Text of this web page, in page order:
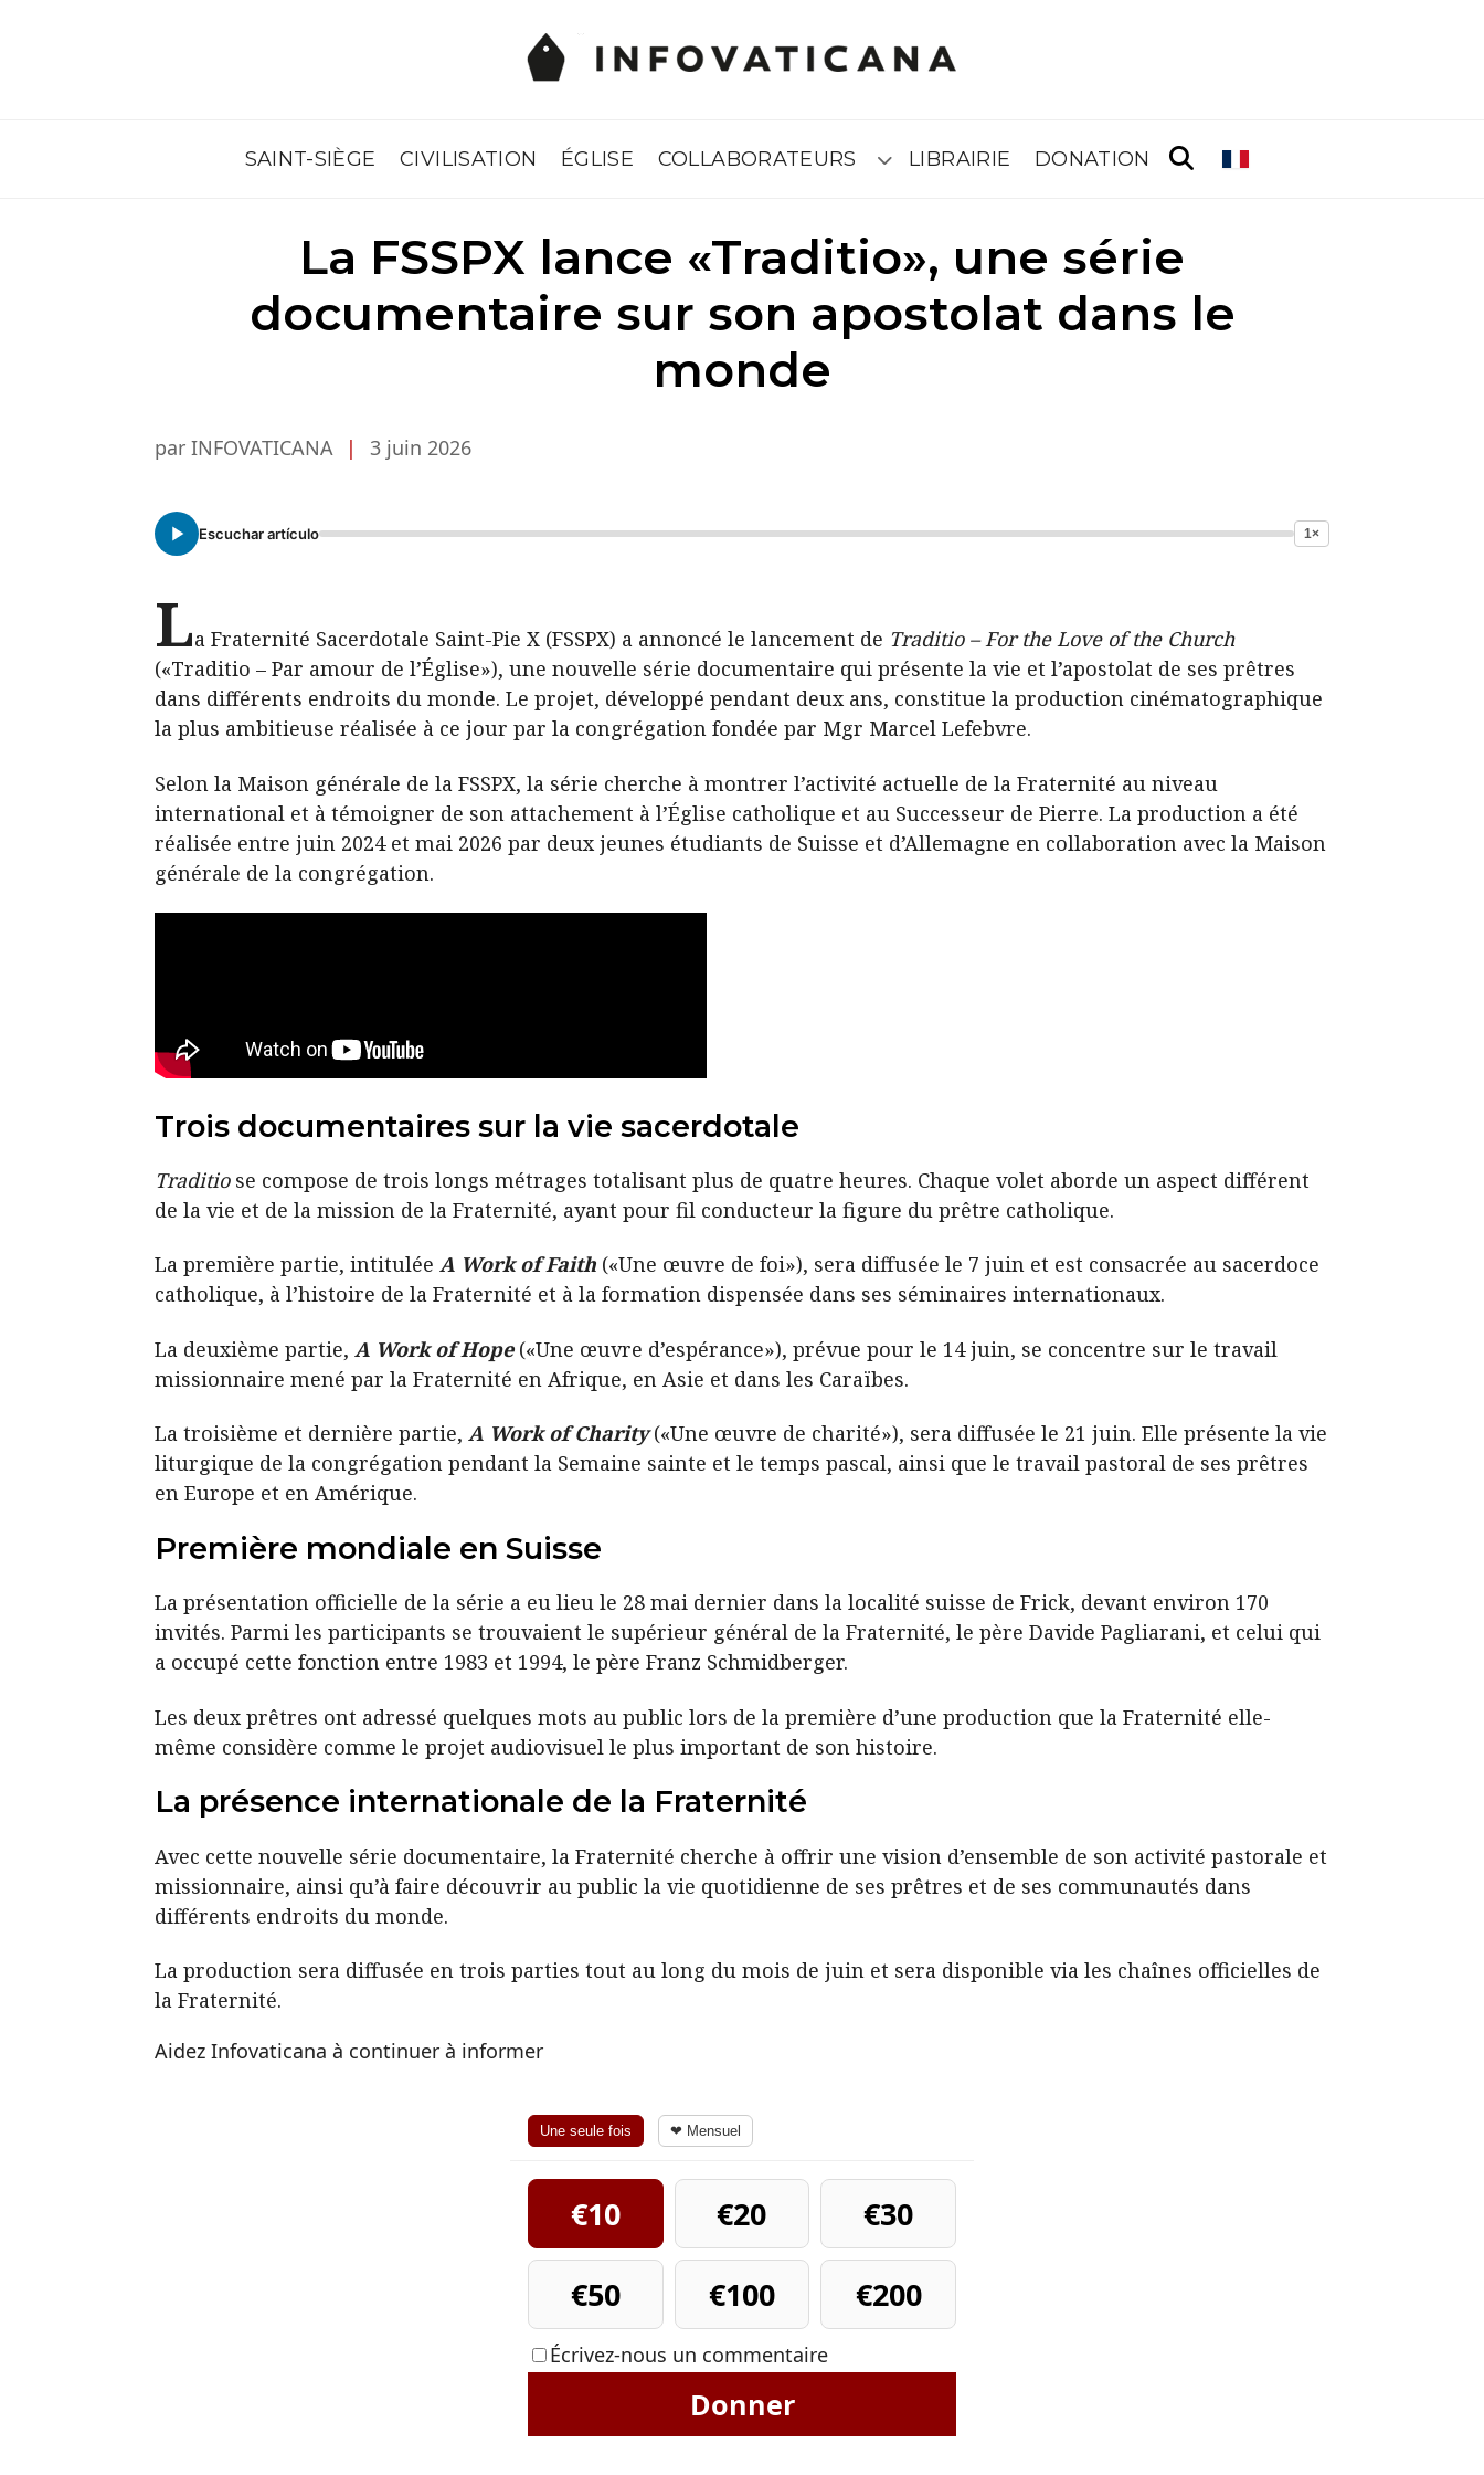
SAINT-SIÈGE CIVILISATION ÉGLISE COLLABORATEURS Submenú
LIBRAIRIE DONATION
La FSSPX lance «Traditio», une série
documentaire sur son apostolat dans le
monde
par INFOVATICANA | 3 juin 2026
Escuchar artículo 1×
La Fraternité Sacerdotale Saint-Pie X (FSSPX) a annoncé le lancement de Traditio – For the Love of the Church
(«Traditio – Par amour de l’Église»), une nouvelle série documentaire qui présente la vie et l’apostolat de ses prêtres
dans différents endroits du monde. Le projet, développé pendant deux ans, constitue la production cinématographique
la plus ambitieuse réalisée à ce jour par la congrégation fondée par Mgr Marcel Lefebvre.
Selon la Maison générale de la FSSPX, la série cherche à montrer l’activité actuelle de la Fraternité au niveau
international et à témoigner de son attachement à l’Église catholique et au Successeur de Pierre. La production a été
réalisée entre juin 2024 et mai 2026 par deux jeunes étudiants de Suisse et d’Allemagne en collaboration avec la Maison
générale de la congrégation.
Trois documentaires sur la vie sacerdotale
Traditiose compose de trois longs métrages totalisant plus de quatre heures. Chaque volet aborde un aspect différent
de la vie et de la mission de la Fraternité, ayant pour fil conducteur la figure du prêtre catholique.
La première partie, intitulée A Work of Faith («Une œuvre de foi»), sera diffusée le 7 juin et est consacrée au sacerdoce
catholique, à l’histoire de la Fraternité et à la formation dispensée dans ses séminaires internationaux.
La deuxième partie, A Work of Hope(«Une œuvre d’espérance»), prévue pour le 14 juin, se concentre sur le travail
missionnaire mené par la Fraternité en Afrique, en Asie et dans les Caraïbes.
La troisième et dernière partie, A Work of Charity(«Une œuvre de charité»), sera diffusée le 21 juin. Elle présente la vie
liturgique de la congrégation pendant la Semaine sainte et le temps pascal, ainsi que le travail pastoral de ses prêtres
en Europe et en Amérique.
Première mondiale en Suisse
La présentation officielle de la série a eu lieu le 28 mai dernier dans la localité suisse de Frick, devant environ 170
invités. Parmi les participants se trouvaient le supérieur général de la Fraternité, le père Davide Pagliarani, et celui qui
a occupé cette fonction entre 1983 et 1994, le père Franz Schmidberger.
Les deux prêtres ont adressé quelques mots au public lors de la première d’une production que la Fraternité elle-
même considère comme le projet audiovisuel le plus important de son histoire.
La présence internationale de la Fraternité
Avec cette nouvelle série documentaire, la Fraternité cherche à offrir une vision d’ensemble de son activité pastorale et
missionnaire, ainsi qu’à faire découvrir au public la vie quotidienne de ses prêtres et de ses communautés dans
différents endroits du monde.
La production sera diffusée en trois parties tout au long du mois de juin et sera disponible via les chaînes officielles de
la Fraternité.
Aidez Infovaticana à continuer à informer
Une seule fois ❤ Mensuel
€10 €20
€30
€50
€100 €200
Écrivez-nous un commentaire
Donner